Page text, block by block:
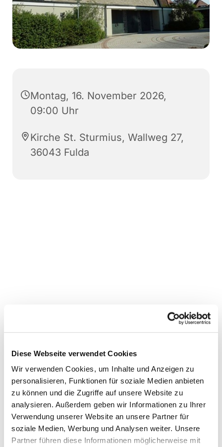
Diese Webseite verwendet Cookies
Wir verwenden Cookies, um Inhalte und Anzeigen zu
personalisieren, Funktionen für soziale Medien anbieten
zu können und die Zugriffe auf unsere Website zu
analysieren. Außerdem geben wir Informationen zu Ihrer
Verwendung unserer Website an unsere Partner für
soziale Medien, Werbung und Analysen weiter. Unsere
Partner führen diese Informationen möglicherweise mit
Montag, 16. November 2026,
09:00 Uhr
Kirche St. Sturmius, Wallweg 27,
36043 Fulda
Dies könnte Sie auch
interessieren